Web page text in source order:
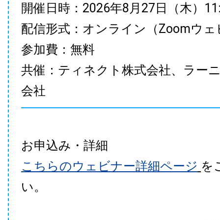
開催日時：2026年8月27日（木）
配信形式：オンライン（Zoomウェ
参加費：無料
共催：ティネクト株式会社、ラー
会社
お申込み・詳細
こちらのウェビナー詳細ページ を
い。